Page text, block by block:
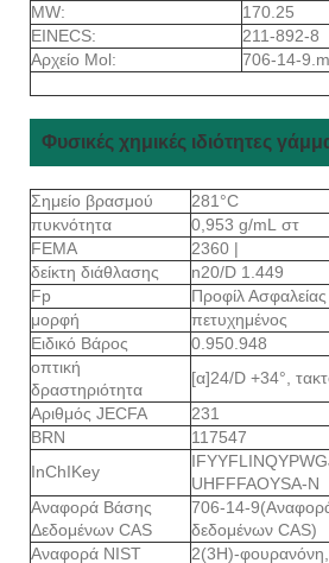
MW:
170.25
EINECS:
211-892-8
Αρχείο Mol:
706-14-
Φυσικές χημικές ιδιότητες
Σημείο βρασμού
281°C
πυκνότητα
0,953 g/mL στ
FEMA
2360 |
δείκτη διάθλασης
n20/D 1.449
Fp
Προφίλ Ασφαλείας
μορφή
πετυχημένος
Ειδικό Βάρος
0.950.948
οπτική
δραστηριότητα
[α]24/D +34°,
Αριθμός JECFA
231
BRN
117547
InChIKey
UHFFFAOYSA-N
Αναφορά Βάσης
Δεδομένων CAS
706-14-
δεδομένων CAS)
Αναφορά NIST
2(3Η)-